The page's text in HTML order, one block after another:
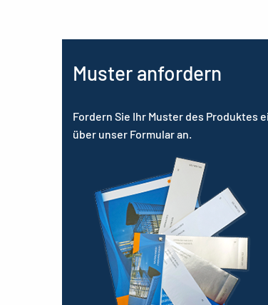
Muster anfordern
Fordern Sie Ihr Muster des Produktes
über unser Formular an.